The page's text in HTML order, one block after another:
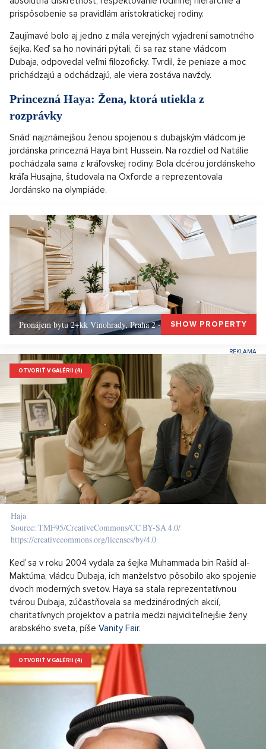
prispôsobenie sa pravidlám aristokratickej rodiny.
Zaujímavé bolo aj jedno z mála verejných vyjadrení samotného
šejka. Keď sa ho novinári pýtali, či sa raz stane vládcom
Dubaja, odpovedal veľmi filozoficky. Tvrdil, že peniaze a moc
prichádzajú a odchádzajú, ale viera zostáva navždy.
Princezná Haya: Žena, ktorá utiekla z
rozprávky
Snáď najznámejšou ženou spojenou s dubajským vládcom je
jordánska princezná Haya bint Hussein. Na rozdiel od Natálie
pochádzala sama z kráľovskej rodiny. Bola dcérou jordánskeho
kráľa Husajna, študovala na Oxforde a reprezentovala
Jordánsko na olympiáde.
Pronájem bytu 2+kk Vinohrady, Praha 2 - 72 m², Praha 2
SHOW PROPERTY
OTVORIŤ V GALÉRII (4)
Haja
Source: TMF95/CreativeCommons/CC BY-SA 4.0/
https://creativecommons.org/licenses/by/4.0
Keď sa v roku 2004 vydala za šejka Muhammada bin Rašíd al-
Maktúma, vládcu Dubaja, ich manželstvo pôsobilo ako spojenie
dvoch moderných svetov. Haya sa stala reprezentatívnou
tvárou Dubaja, zúčastňovala sa medzinárodných akcií,
charitatívnych projektov a patrila medzi najviditeľnejšie ženy
arabského sveta, píše Vanity Fair.
OTVORIŤ V GALÉRII (4)